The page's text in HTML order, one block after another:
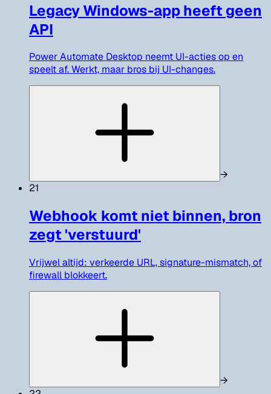
Legacy Windows-app heeft geen
API
Power Automate Desktop neemt UI-acties op en
speelt af. Werkt, maar bros bij UI-changes.
→
21
Webhook komt niet binnen, bron
zegt 'verstuurd'
Vrijwel altijd: verkeerde URL, signature-mismatch, of
firewall blokkeert.
→